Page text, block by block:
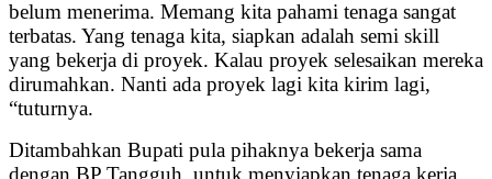
belum menerima. Memang kita pahami tenaga sangat
terbatas. Yang tenaga kita, siapkan adalah semi skill
yang bekerja di proyek. Kalau proyek selesaikan mereka
dirumahkan. Nanti ada proyek lagi kita kirim lagi,
“tuturnya.
Ditambahkan Bupati pula pihaknya bekerja sama
dengan BP Tangguh, untuk menyiapkan tenaga kerja